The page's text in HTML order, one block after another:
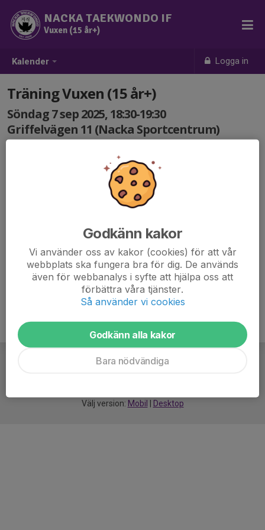
Kalender Logga in
NACKA TAEKWONDO IF
Vuxen (15 år+)
Träning Vuxen (15 år+)
Söndag 7 sep 2025, 18:30-19:30
Griffelvägen 11 (Nacka Sportcentrum)
Välj version: Mobil Desktop
Godkänn kakor
Vi använder oss av kakor (cookies) för att vår
webbplats ska fungera bra för dig. De används
även för webbanalys i syfte att hjälpa oss att
förbättra våra tjänster.
Så använder vi cookies
Godkänn alla kakor
Bara nödvändiga